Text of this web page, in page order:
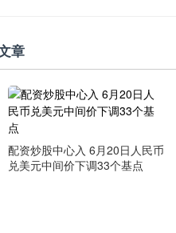
章
配资炒股中心入 6月20日人民币
兑美元中间价下调33个基点